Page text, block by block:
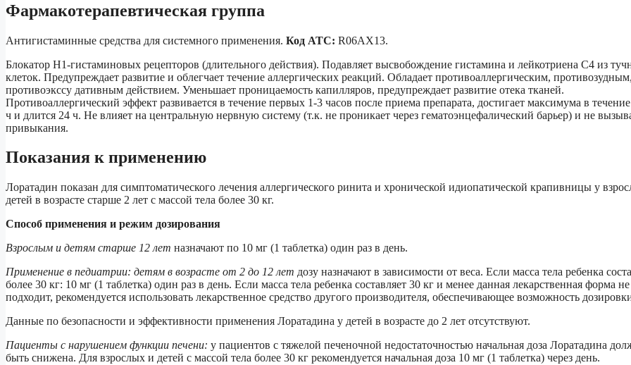
Фармакотерапевтическая группа
Антигистаминные средства для системного применения. Код АТС: R06AX13.
Блокатор Н1-гистаминовых рецепторов (длительного действия). Подавляет высвобождение гистамина и лейкотриена С4 из
клеток. Предупреждает развитие и облегчает течение аллергических реакций. Обладает противоаллергическим, противозудным,
противоэкссу дативным действием. Уменьшает проницаемость капилляров, предупреждает развитие отека тканей.
Противоаллергический эффект развивается в течение первых 1-3 часов после приема препарата, достигает максимума в
ч и длится 24 ч. Не влияет на центральную нервную систему (т.к. не проникает через гематоэнцефалический барьер) и не
привыкания.
Показания к применению
Лоратадин показан для симптоматического лечения аллергического ринита и хронической идиопатической крапивницы у
детей в возрасте старше 2 лет с массой тела более 30 кг.
Способ применения и режим дозирования
Взрослым и детям старше 12 лет назначают по 10 мг (1 таблетка) один раз в день.
Применение в педиатрии: детям в возрасте от 2 до 12 лет дозу назначают в зависимости от веса. Если масса тела ребенка
более 30 кг: 10 мг (1 таблетка) один раз в день. Если масса тела ребенка составляет 30 кг и менее данная лекарственная форма не
подходит, рекомендуется использовать лекарственное средство другого производителя, обеспечивающее возможность
Данные по безопасности и эффективности применения Лоратадина у детей в возрасте до 2 лет отсутствуют.
Пациенты с нарушением функции печени: у пациентов с тяжелой печеночной недостаточностью начальная доза Лоратадина
быть снижена. Для взрослых и детей с массой тела более 30 кг рекомендуется начальная доза 10 мг (1 таблетка) через день.